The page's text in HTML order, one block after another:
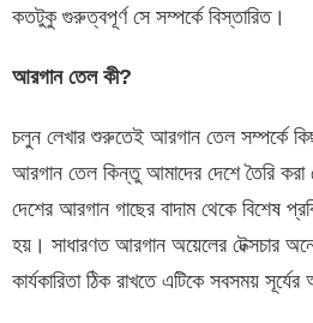
কতটুকু গুরুত্বপূর্ণ সে সম্পর্কে বিস্তারিত।
আরগান তেল কী?
চলুন লেখার শুরুতেই আরগান তেল সম্পর্কে
আরগান তেল কিন্তু আমাদের দেশে তৈরি
দেশের আরগান গাছের বাদাম থেকে বিশেষ
হয়। সাধারণত আরগান অয়েলের টেক্সচার
কার্যকারিতা ঠিক রাখতে এটিকে সবসময়